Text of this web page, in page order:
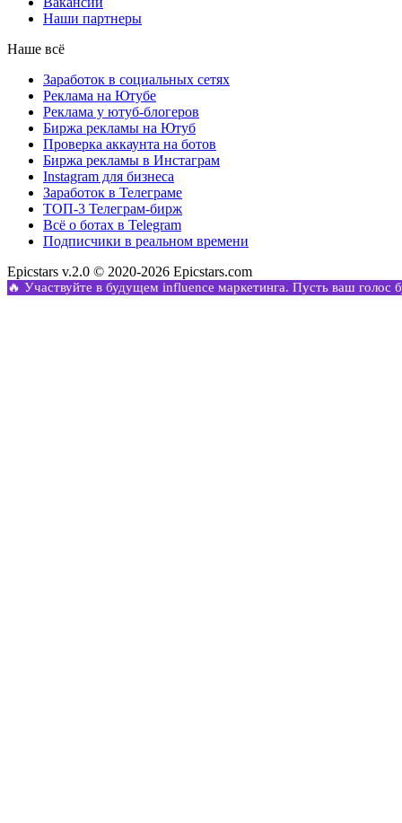
Наши партнеры
Наше всё
Заработок в социальных сетях
Реклама на Ютубе
Реклама у ютуб-блогеров
Биржа рекламы на Ютуб
Проверка аккаунта на ботов
Биржа рекламы в Инстаграм
Instagram для бизнеса
Заработок в Телеграме
ТОП-3 Телеграм-бирж
Всё о ботах в Telegram
Подписчики в реальном времени
Epicstars v.2.0 © 2020-2026 Epicstars.com
🔥 Участвуйте в будущем influence маркетинга. Пусть ваш голос